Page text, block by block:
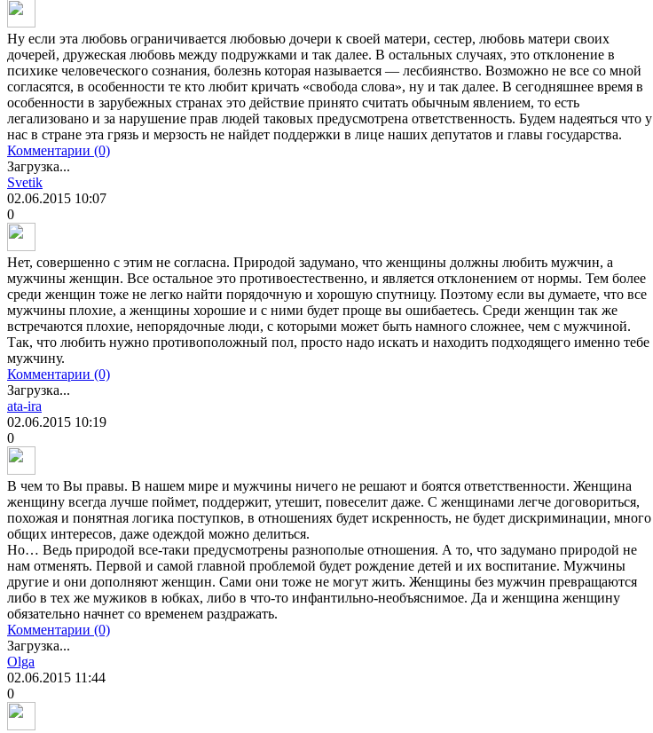
Ну если эта любовь ограничивается любовью дочери к своей матери, сестер, любовь матери своих
дочерей, дружеская любовь между подружками и так далее. В остальных случаях, это отклонение в
психике человеческого сознания, болезнь которая называется — лесбиянство. Возможно не все со мной
согласятся, в особенности те кто любит кричать «свобода слова», ну и так далее. В сегодняшнее время в
особенности в зарубежных странах это действие принято считать обычным явлением, то есть
легализовано и за нарушение прав людей таковых предусмотрена ответственность. Будем надеяться что у
нас в стране эта грязь и мерзость не найдет поддержки в лице наших депутатов и главы государства.
Комментарии (0)
Загрузка...
Svetik
02.06.2015 10:07
0
Нет, совершенно с этим не согласна. Природой задумано, что женщины должны любить мужчин, а
мужчины женщин. Все остальное это противоестественно, и является отклонением от нормы. Тем более
среди женщин тоже не легко найти порядочную и хорошую спутницу. Поэтому если вы думаете, что все
мужчины плохие, а женщины хорошие и с ними будет проще вы ошибаетесь. Среди женщин так же
встречаются плохие, непорядочные люди, с которыми может быть намного сложнее, чем с мужчиной.
Так, что любить нужно противоположный пол, просто надо искать и находить подходящего именно тебе
мужчину.
Комментарии (0)
Загрузка...
ata-ira
02.06.2015 10:19
0
В чем то Вы правы. В нашем мире и мужчины ничего не решают и боятся ответственности. Женщина
женщину всегда лучше поймет, поддержит, утешит, повеселит даже. С женщинами легче договориться,
похожая и понятная логика поступков, в отношениях будет искренность, не будет дискриминации, много
общих интересов, даже одеждой можно делиться.
Но… Ведь природой все-таки предусмотрены разнополые отношения. А то, что задумано природой не
нам отменять. Первой и самой главной проблемой будет рождение детей и их воспитание. Мужчины
другие и они дополняют женщин. Сами они тоже не могут жить. Женщины без мужчин превращаются
либо в тех же мужиков в юбках, либо в что-то инфантильно-необъяснимое. Да и женщина женщину
обязательно начнет со временем раздражать.
Комментарии (0)
Загрузка...
Olga
02.06.2015 11:44
0